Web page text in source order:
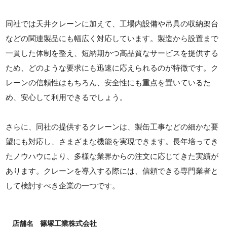
同社では天井クレーンに加えて、工場内設備や吊具の収納架台
などの関連製品にも幅広く対応しています。製造から設置まで
一貫した体制を整え、短納期かつ高品質なサービスを提供する
ため、どのような要求にも迅速に応えられるのが特徴です。ク
レーンの信頼性はもちろん、安全性にも重点を置いているた
め、安心して利用できるでしょう。
さらに、同社の提供するクレーンは、製缶工事などの細かな要
望にも対応し、さまざまな機能を実現できます。長年培ってき
たノウハウにより、多様な業界からの注文に応じてきた実績が
あります。クレーンを導入する際には、信頼できる専門業者と
して検討すべき企業の一つです。
店舗名 篠塚工業株式会社